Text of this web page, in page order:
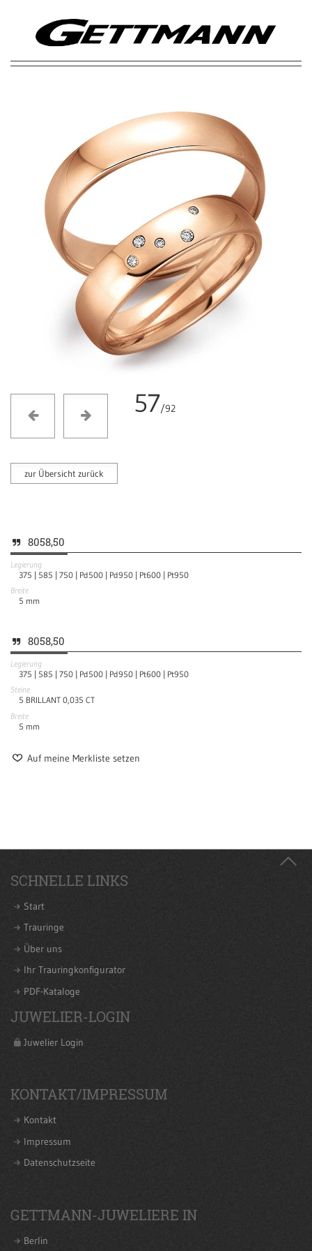
57/92
zur Übersicht zurück
8058,50
Legierung
375 | 585 | 750 | Pd500 | Pd950 | Pt600 | Pt950
Breite
5 mm
8058,50
Legierung
375 | 585 | 750 | Pd500 | Pd950 | Pt600 | Pt950
Steine
5 BRILLANT 0,035 CT
Breite
5 mm
Auf meine Merkliste setzen
SCHNELLE LINKS
Start
Trauringe
Über uns
Ihr Trauringkonfigurator
PDF-Kataloge
JUWELIER-LOGIN
Juwelier Login
KONTAKT/IMPRESSUM
Kontakt
Impressum
Datenschutzseite
GETTMANN-JUWELIERE IN
Berlin